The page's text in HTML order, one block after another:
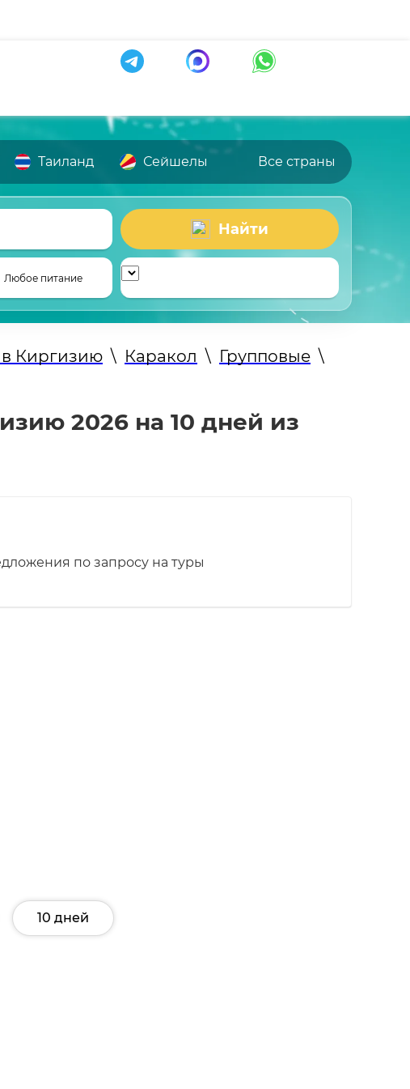
Таиланд Сейшелы Все страны
Найти
Любое питание
Киргизию \ Каракол \ Групповые \
2026 на 10 дней из
по запросу на туры
10 дней